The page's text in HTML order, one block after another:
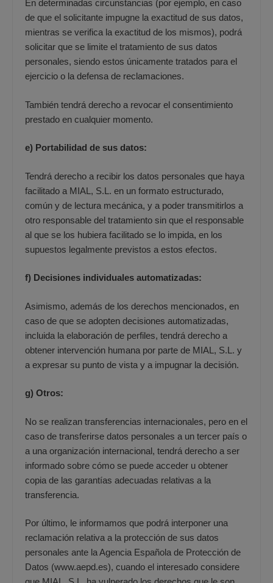
En determinadas circunstancias (por ejemplo, en caso
de que el solicitante impugne la exactitud de sus datos,
mientras se verifica la exactitud de los mismos), podrá
solicitar que se limite el tratamiento de sus datos
personales, siendo estos únicamente tratados para el
ejercicio o la defensa de reclamaciones.
También tendrá derecho a revocar el consentimiento
prestado en cualquier momento.
e) Portabilidad de sus datos:
Tendrá derecho a recibir los datos personales que haya
facilitado a MIAL, S.L. en un formato estructurado,
común y de lectura mecánica, y a poder transmitirlos a
otro responsable del tratamiento sin que el responsable
al que se los hubiera facilitado se lo impida, en los
supuestos legalmente previstos a estos efectos.
f) Decisiones individuales automatizadas:
Asimismo, además de los derechos mencionados, en
caso de que se adopten decisiones automatizadas,
incluida la elaboración de perfiles, tendrá derecho a
obtener intervención humana por parte de MIAL, S.L. y
a expresar su punto de vista y a impugnar la decisión.
g) Otros:
No se realizan transferencias internacionales, pero en el
caso de transferirse datos personales a un tercer país o
a una organización internacional, tendrá derecho a ser
informado sobre cómo se puede acceder u obtener
copia de las garantías adecuadas relativas a la
transferencia.
Por último, le informamos que podrá interponer una
reclamación relativa a la protección de sus datos
personales ante la Agencia Española de Protección de
Datos (www.aepd.es), cuando el interesado considere